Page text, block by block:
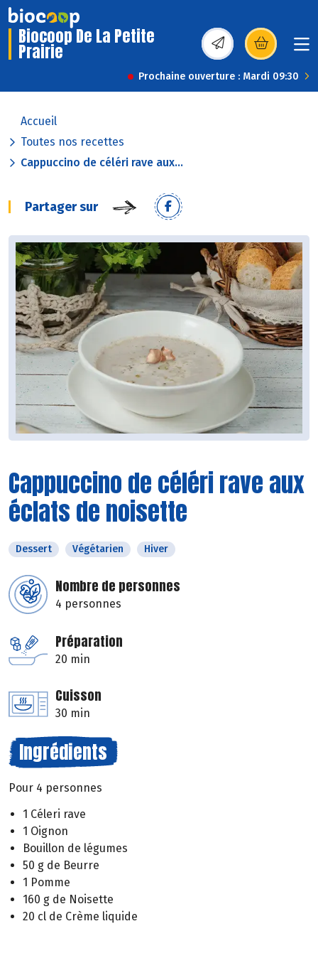
Biocoop De La Petite
Prairie (s’ouvre dans une
Prochaine ouverture : Mardi 09:30
Accueil
Toutes nos recettes
Cappuccino de céléri rave aux...
Partager sur
Cappuccino de céléri rave aux
éclats de noisette
Dessert Végétarien Hiver
Nombre de personnes
4 personnes
Préparation
20 min
Cuisson
30 min
Ingrédients
Pour 4 personnes
1 Céleri rave
1 Oignon
Bouillon de légumes
50 g de Beurre
1 Pomme
160 g de Noisette
20 cl de Crème liquide